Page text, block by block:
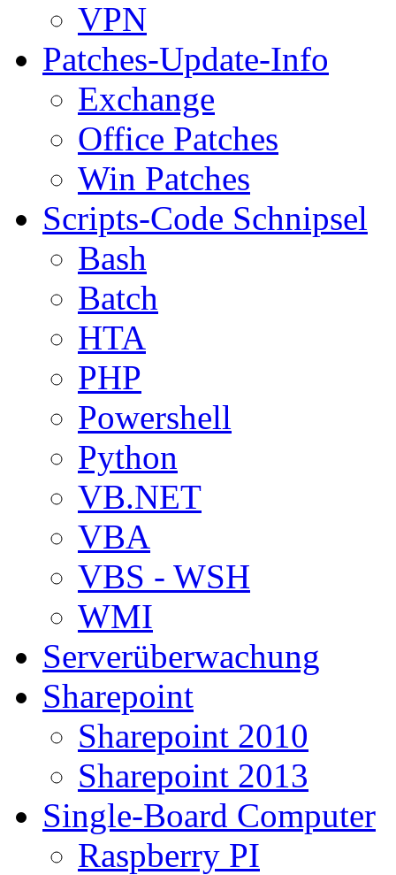
VPN
Patches-Update-Info
Exchange
Office Patches
Win Patches
Scripts-Code Schnipsel
Bash
Batch
HTA
PHP
Powershell
Python
VB.NET
VBA
VBS - WSH
WMI
Serverüberwachung
Sharepoint
Sharepoint 2010
Sharepoint 2013
Single-Board Computer
Raspberry PI